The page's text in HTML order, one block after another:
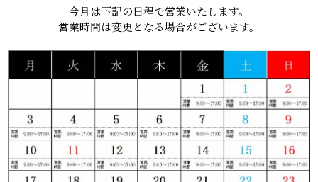
今月は下記の日程で営業いたします。
営業時間は変更となる場合がございます。